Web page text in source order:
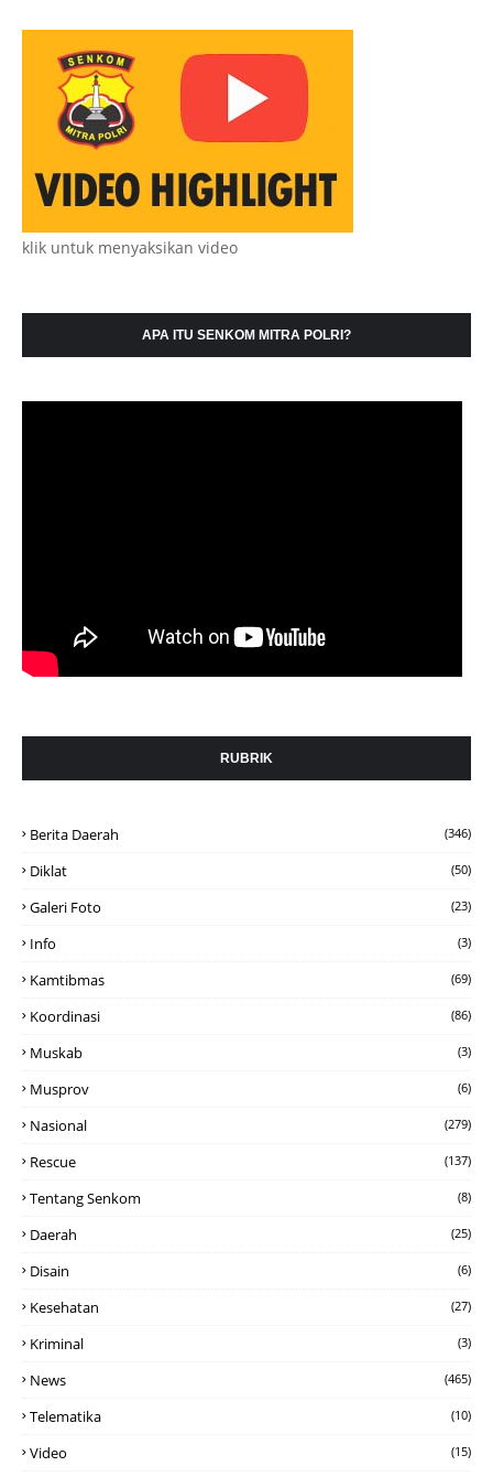
klik untuk menyaksikan video
APA ITU SENKOM MITRA POLRI?
RUBRIK
Berita Daerah (346)
Diklat (50)
Galeri Foto (23)
Info (3)
Kamtibmas (69)
Koordinasi (86)
Muskab (3)
Musprov (6)
Nasional (279)
Rescue (137)
Tentang Senkom (8)
Daerah (25)
Disain (6)
Kesehatan (27)
Kriminal (3)
News (465)
Telematika (10)
Video (15)